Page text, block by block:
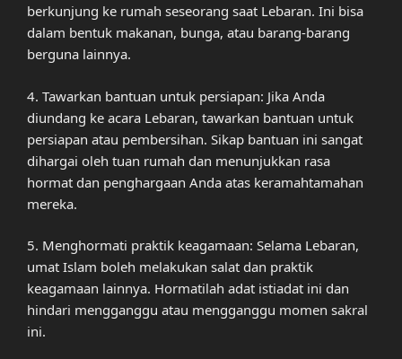
berkunjung ke rumah seseorang saat Lebaran. Ini bisa
dalam bentuk makanan, bunga, atau barang-barang
berguna lainnya.
4. Tawarkan bantuan untuk persiapan: Jika Anda
diundang ke acara Lebaran, tawarkan bantuan untuk
persiapan atau pembersihan. Sikap bantuan ini sangat
dihargai oleh tuan rumah dan menunjukkan rasa
hormat dan penghargaan Anda atas keramahtamahan
mereka.
5. Menghormati praktik keagamaan: Selama Lebaran,
umat Islam boleh melakukan salat dan praktik
keagamaan lainnya. Hormatilah adat istiadat ini dan
hindari mengganggu atau mengganggu momen sakral
ini.